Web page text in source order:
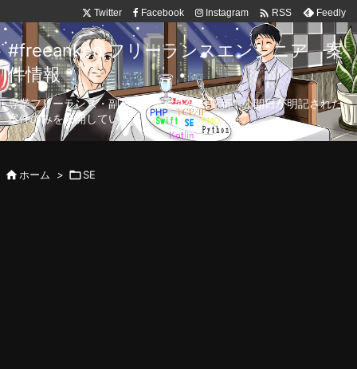
Twitter Facebook Instagram  RSS Feedly
#freeanken フリーランスエンジニア 案
件情報
専業フリーランス・副業向け案件を毎日更新！公開日が明記された
案件のみを公開しています。
ホーム > SE